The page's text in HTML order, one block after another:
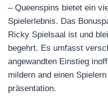
– Queenspins bietet ein
Spielerlebnis. Das
Ricky Spielsaal ist und
begehrt. Es umfasst
angewandten Einstieg
mildern and einen
präsentation.